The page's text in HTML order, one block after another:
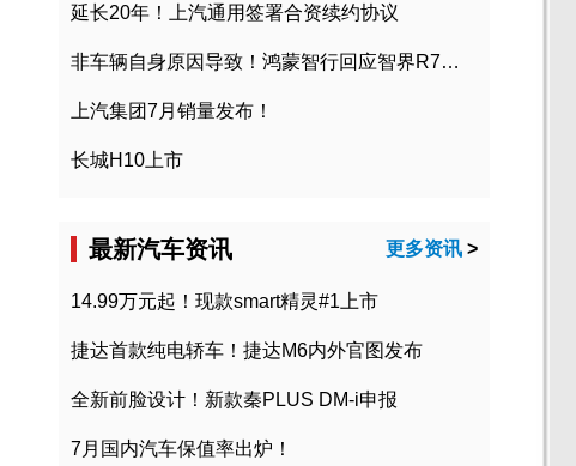
延长20年！上汽通用签署合资续约协议
非车辆自身原因导致！鸿蒙智行回应智界R7起火事故
上汽集团7月销量发布！
长城H10上市
最新汽车资讯 更多资讯 >
14.99万元起！现款smart精灵#1上市
捷达首款纯电轿车！捷达M6内外官图发布
全新前脸设计！新款秦PLUS DM-i申报
7月国内汽车保值率出炉！